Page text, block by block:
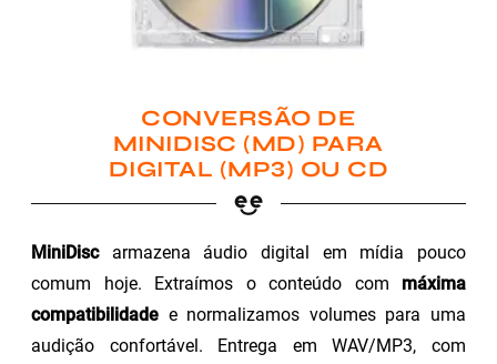
CONVERSÃO DE
MINIDISC (MD) PARA
DIGITAL (MP3) OU CD
MiniDiscarmazena áudio digital em mídia pouco
comum hoje. Extraímos o conteúdo com máxima
compatibilidade e normalizamos volumes para uma
audição confortável. Entrega em WAV/MP3, com